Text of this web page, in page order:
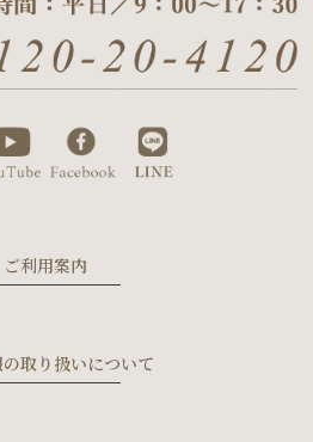
ご利用案内
取り扱いについて